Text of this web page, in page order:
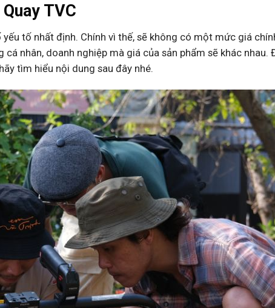
TVC
tố nhất định. Chính vì thế, sẽ không có một mức giá
nhân, doanh nghiệp mà giá của sản phẩm sẽ khác nhau.
tìm hiểu nội dung sau đây nhé.